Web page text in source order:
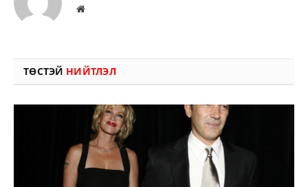
Вэбсайт
ТӨСТЭЙ НИЙТЛЭЛ